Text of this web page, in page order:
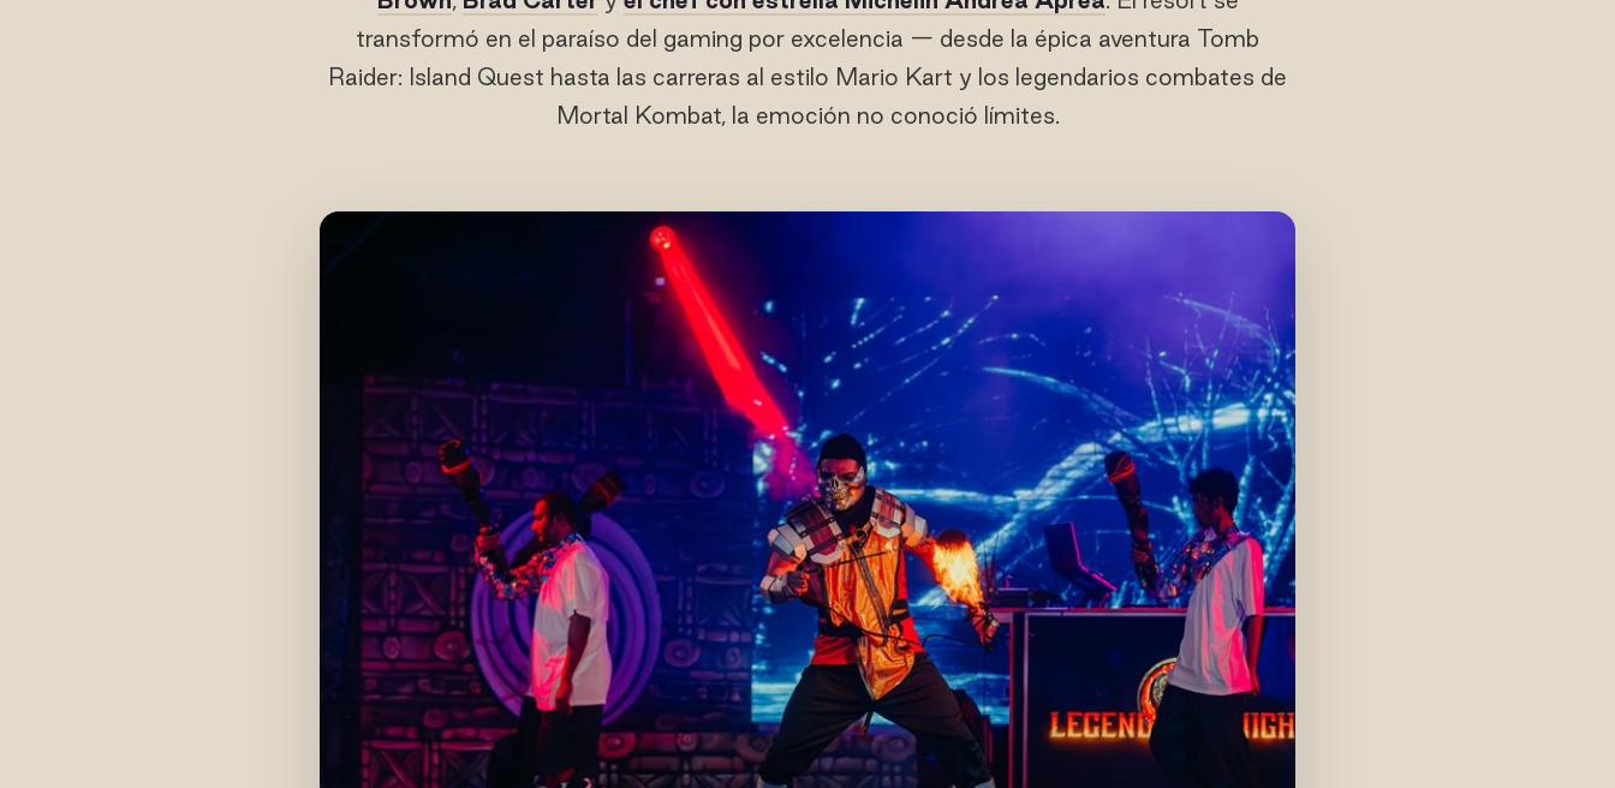
transformó en el paraíso del gaming por excelencia — desde la épica aventura Tomb
Raider: Island Quest hasta las carreras al estilo Mario Kart y los legendarios combates de
Mortal Kombat, la emoción no conoció límites.